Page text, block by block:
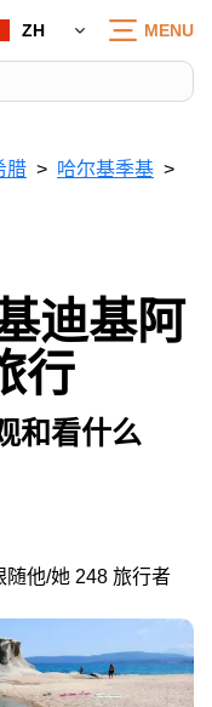
ZH MENU
腊
哈尔基季基
迪基阿
行
和看什么
随他/她 248 旅行者